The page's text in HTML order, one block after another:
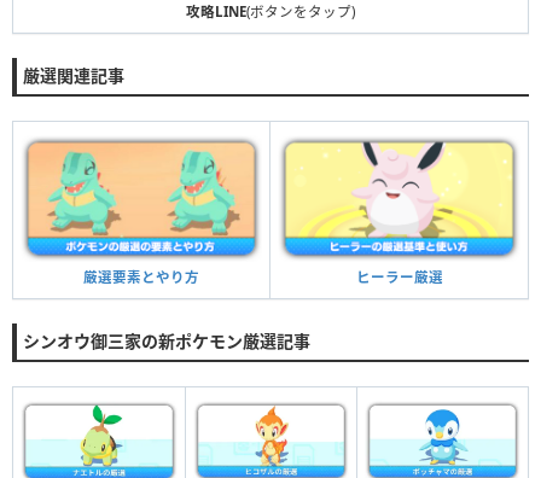
攻略LINE(ボタンをタップ)
厳選関連記事
厳選要素とやり方 ヒーラー厳選
シンオウ御三家の新ポケモン厳選記事